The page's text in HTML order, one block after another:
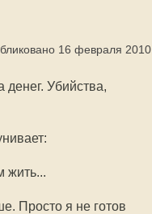
16 февраля 2010
денег. Убийства,
жить...
Просто я не готов